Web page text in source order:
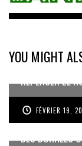
YOU MIGHT
REPENSER LE
FÉVRIER 19,
DES DONNÉES